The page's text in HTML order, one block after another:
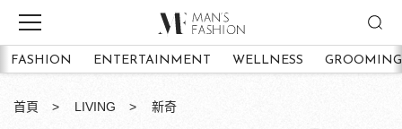
FASHION ENTERTAINMENT WELLNESS GROOMING
首頁 LIVING 新奇